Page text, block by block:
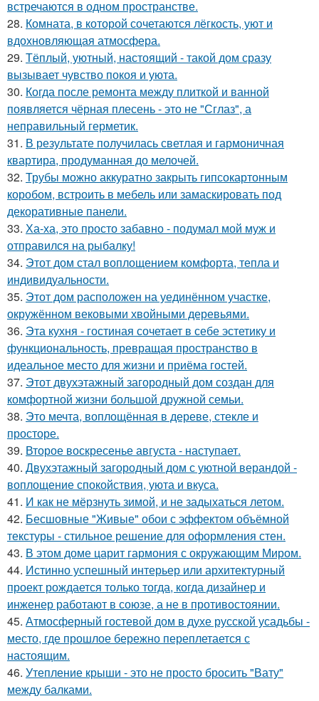
встречаются в одном пространстве.
28. Комната, в которой сочетаются лёгкость, уют и
вдохновляющая атмосфера.
29. Тёплый, уютный, настоящий - такой дом сразу
вызывает чувство покоя и уюта.
30. Когда после ремонта между плиткой и ванной
появляется чёрная плесень - это не "Сглаз", а
неправильный герметик.
31. В результате получилась светлая и гармоничная
квартира, продуманная до мелочей.
32. Трубы можно аккуратно закрыть гипсокартонным
коробом, встроить в мебель или замаскировать под
декоративные панели.
33. Ха-ха, это просто забавно - подумал мой муж и
отправился на рыбалку!
34. Этот дом стал воплощением комфорта, тепла и
индивидуальности.
35. Этот дом расположен на уединённом участке,
окружённом вековыми хвойными деревьями.
36. Эта кухня - гостиная сочетает в себе эстетику и
функциональность, превращая пространство в
идеальное место для жизни и приёма гостей.
37. Этот двухэтажный загородный дом создан для
комфортной жизни большой дружной семьи.
38. Это мечта, воплощённая в дереве, стекле и
просторе.
39. Второе воскресенье августа - наступает.
40. Двухэтажный загородный дом с уютной верандой -
воплощение спокойствия, уюта и вкуса.
41. И как не мёрзнуть зимой, и не задыхаться летом.
42. Бесшовные "Живые" обои с эффектом объёмной
текстуры - стильное решение для оформления стен.
43. В этом доме царит гармония с окружающим Миром.
44. Истинно успешный интерьер или архитектурный
проект рождается только тогда, когда дизайнер и
инженер работают в союзе, а не в противостоянии.
45. Атмосферный гостевой дом в духе русской усадьбы -
место, где прошлое бережно переплетается с
настоящим.
46. Утепление крыши - это не просто бросить "Вату"
между балками.